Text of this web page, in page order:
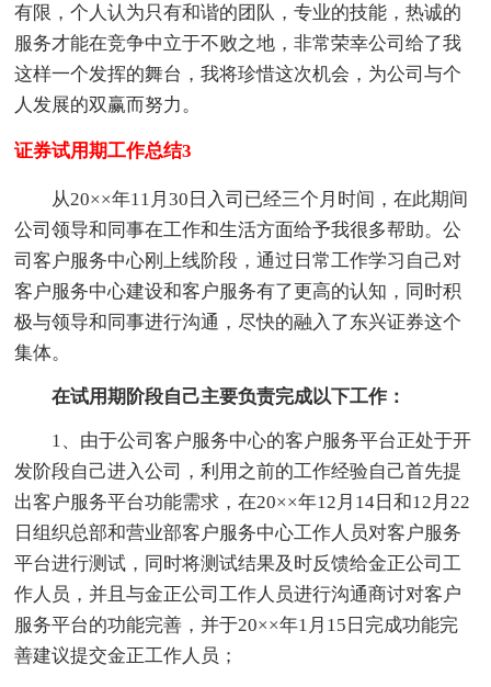
有限，个人认为只有和谐的团队，专业的技能，热诚的
服务才能在竞争中立于不败之地，非常荣幸公司给了我
这样一个发挥的舞台，我将珍惜这次机会，为公司与个
人发展的双赢而努力。
证券试用期工作总结3
从20××年11月30日入司已经三个月时间，在此期间
公司领导和同事在工作和生活方面给予我很多帮助。公
司客户服务中心刚上线阶段，通过日常工作学习自己对
客户服务中心建设和客户服务有了更高的认知，同时积
极与领导和同事进行沟通，尽快的融入了东兴证券这个
集体。
在试用期阶段自己主要负责完成以下工作：
1、由于公司客户服务中心的客户服务平台正处于开
发阶段自己进入公司，利用之前的工作经验自己首先提
出客户服务平台功能需求，在20××年12月14日和12月22
日组织总部和营业部客户服务中心工作人员对客户服务
平台进行测试，同时将测试结果及时反馈给金正公司工
作人员，并且与金正公司工作人员进行沟通商讨对客户
服务平台的功能完善，并于20××年1月15日完成功能完
善建议提交金正工作人员；